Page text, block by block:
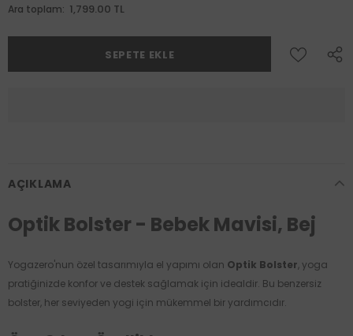
Ara toplam: 1,799.00 TL
AÇIKLAMA
Optik Bolster - Bebek Mavisi, Bej
Yogazero'nun özel tasarımıyla el yapımı olan Optik Bolster, yoga
pratiğinizde konfor ve destek sağlamak için idealdir. Bu benzersiz
bolster, her seviyeden yogi için mükemmel bir yardımcıdır.